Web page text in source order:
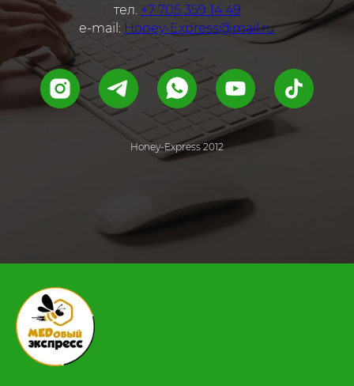
тел. +7 705 359 14 49
e-mail: Honey-Express@mail.ru
Honey-Express 2012